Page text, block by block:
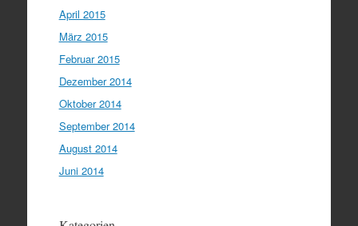
April 2015
März 2015
Februar 2015
Dezember 2014
Oktober 2014
September 2014
August 2014
Juni 2014